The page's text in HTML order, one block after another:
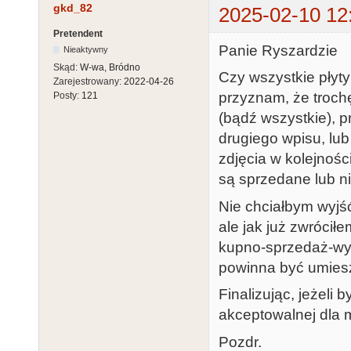
gkd_82 2025-02-10
Pretendent
Nieaktywny
Skąd: W-wa, Bródno
Zarejestrowany: 2022-04-26
Posty: 121
Panie Ryszardzie
Czy wszystkie
przyznam, że
(bądź wszystkie),
drugiego wpisu,
zdjęcia w
są sprzedane lub
Nie chciałbym
ale jak już
kupno-sprzedaż-
powinna być
Finalizując, jeżeli
akceptowalnej dla
Pozdr.